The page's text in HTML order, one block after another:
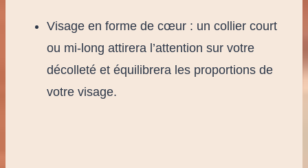
Visage en forme de cœur : un collier court
ou mi-long attirera l’attention sur votre
décolleté et équilibrera les proportions de
votre visage.